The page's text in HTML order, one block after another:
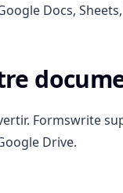
Docs,
Formswrite
Drive.